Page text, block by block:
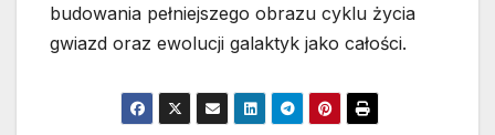
budowania pełniejszego obrazu cyklu życia
gwiazd oraz ewolucji galaktyk jako całości.